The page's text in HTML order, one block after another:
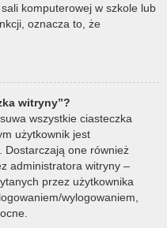
komputerowej w szkole lub
oznacza to, że
witryny”?
wszystkie ciasteczka
użytkownik jest
Dostarczają one również
administratora witryny –
przez użytkownika
wylogowaniem,